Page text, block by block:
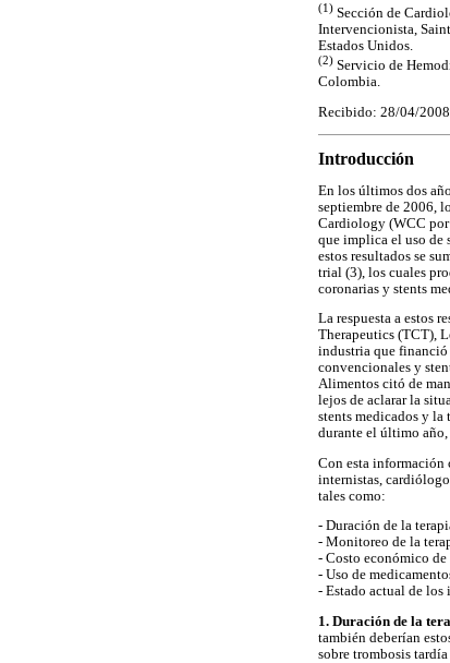
(1) Sección de
Intervencionista,
Estados Unidos.
(2) Servicio de
Colombia.
Recibido: 28/04/
Introducción
En los últimos dos
septiembre de 2006,
Cardiology (WCC por
que implica el uso de
estos resultados se
trial (3), los cuales
coronarias y stents
La respuesta a estos
Therapeutics (TCT),
industria que financió
convencionales y
Alimentos citó de
lejos de aclarar la
stents medicados y la
durante el último
Con esta información
internistas,
tales como:
- Duración de la
- Monitoreo de la
- Costo económico
- Uso de
- Estado actual de
1. Duración de la
también deberían
sobre trombosis